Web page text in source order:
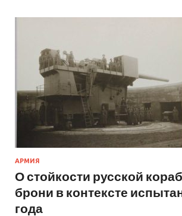
АРМИЯ
О стойкости русской
брони в контексте
года